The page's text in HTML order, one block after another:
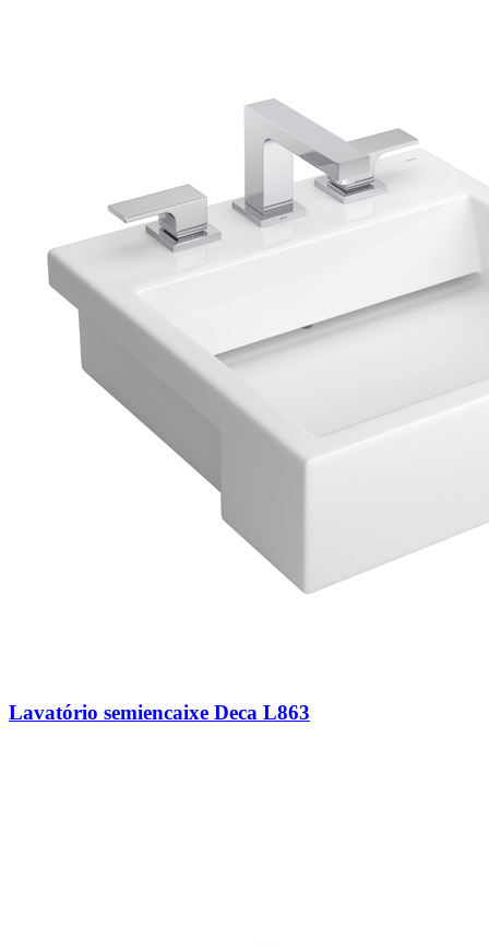
Lavatório semiencaixe Deca L863